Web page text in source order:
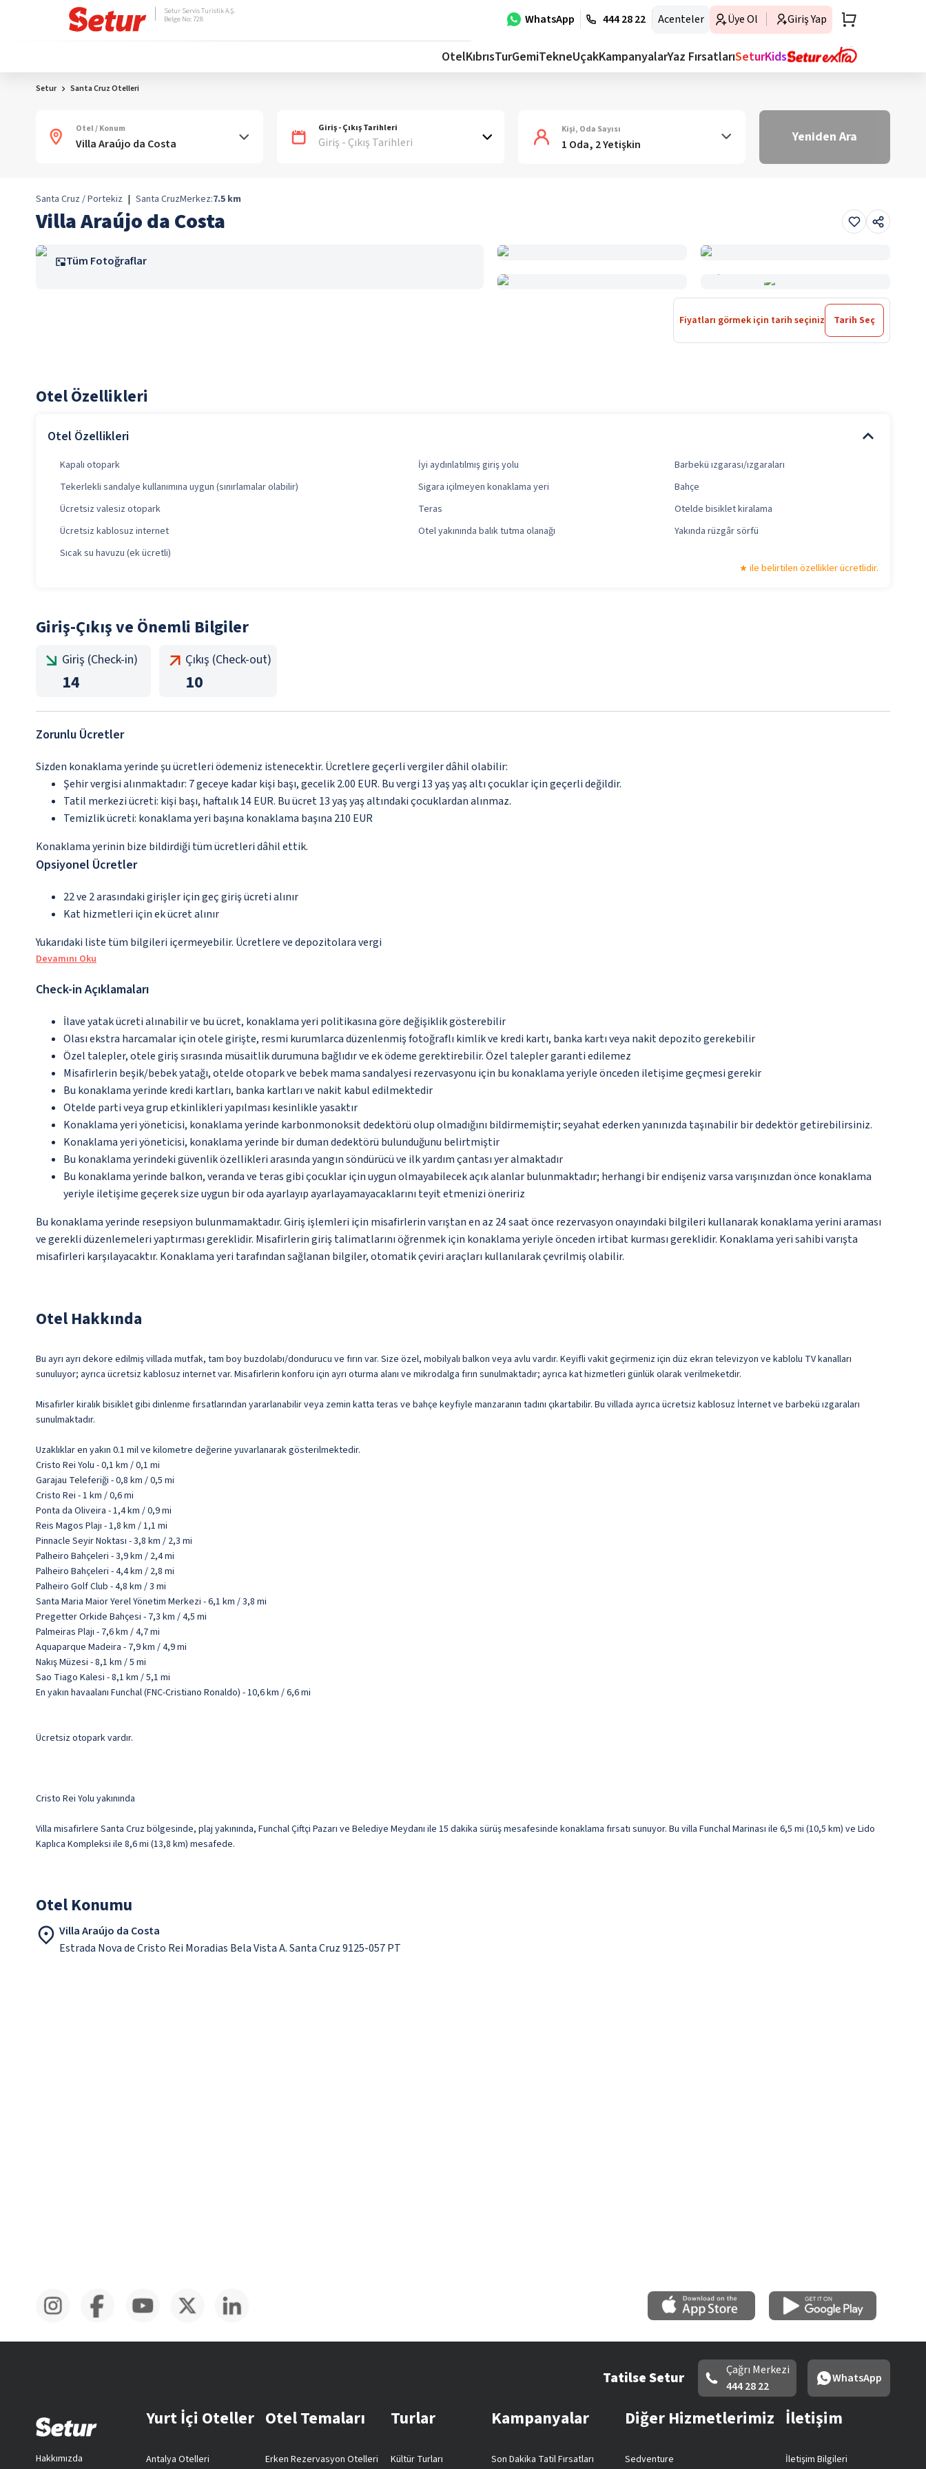
WhatsApp 444 28 22 Acenteler Üye Ol Giriş Yap
Setur Servis Turistik A.Ş.
Belge No: 728
OtelKıbrısTurGemiTekneUçakKampanyalarYaz FırsatlarıSeturKids
Setur Santa Cruz Otelleri
Otel / Konum Giriş - Çıkış Tarihleri
Giriş - Çıkış Tarihleri
Kişi, Oda Sayısı
1 Oda, 2 Yetişkin Yeniden Ara
Santa Cruz / Portekiz | Santa CruzMerkez:7.5 km
Villa Araújo da Costa
Tüm Fotoğraflar
Fiyatları görmek için tarih seçiniz Tarih Seç
Otel Özellikleri
Otel Özellikleri
Kapalı otopark İyi aydınlatılmış giriş yolu
Barbekü ızgarası/ızgaraları
Tekerlekli sandalye kullanımına uygun (sınırlamalar olabilir)
Sigara içilmeyen konaklama yeri
Bahçe
Ücretsiz valesiz otopark
Teras
Otelde bisiklet kiralama
Ücretsiz kablosuz internet
Otel yakınında balık tutma olanağı
Yakında rüzgâr sörfü
Sıcak su havuzu (ek ücretli)
ile belirtilen özellikler ücretlidir.
Giriş-Çıkış ve Önemli Bilgiler
Giriş (Check-in)
14
Çıkış (Check-out)
10
Zorunlu Ücretler
Sizden konaklama yerinde şu ücretleri ödemeniz istenecektir. Ücretlere geçerli vergiler dâhil olabilir:
Şehir vergisi alınmaktadır: 7 geceye kadar kişi başı, gecelik 2.00 EUR. Bu vergi 13 yaş yaş altı çocuklar için geçerli değildir.
Tatil merkezi ücreti: kişi başı, haftalık 14 EUR. Bu ücret 13 yaş yaş altındaki çocuklardan alınmaz.
Temizlik ücreti: konaklama yeri başına konaklama başına 210 EUR
Konaklama yerinin bize bildirdiği tüm ücretleri dâhil ettik.
Opsiyonel Ücretler
22 ve 2 arasındaki girişler için geç giriş ücreti alınır
Kat hizmetleri için ek ücret alınır
Yukarıdaki liste tüm bilgileri içermeyebilir. Ücretlere ve depozitolara vergi
Devamını Oku
Check-in Açıklamaları
İlave yatak ücreti alınabilir ve bu ücret, konaklama yeri politikasına göre değişiklik gösterebilir
Olası ekstra harcamalar için otele girişte, resmi kurumlarca düzenlenmiş fotoğraflı kimlik ve kredi kartı, banka kartı veya nakit depozito gerekebilir
Özel talepler, otele giriş sırasında müsaitlik durumuna bağlıdır ve ek ödeme gerektirebilir. Özel talepler garanti edilemez
Misafirlerin beşik/bebek yatağı, otelde otopark ve bebek mama sandalyesi rezervasyonu için bu konaklama yeriyle önceden iletişime geçmesi gerekir
Bu konaklama yerinde kredi kartları, banka kartları ve nakit kabul edilmektedir
Otelde parti veya grup etkinlikleri yapılması kesinlikle yasaktır
Konaklama yeri yöneticisi, konaklama yerinde karbonmonoksit dedektörü olup olmadığını bildirmemiştir; seyahat ederken yanınızda taşınabilir bir dedektör getirebilirsiniz.
Konaklama yeri yöneticisi, konaklama yerinde bir duman dedektörü bulunduğunu belirtmiştir
Bu konaklama yerindeki güvenlik özellikleri arasında yangın söndürücü ve ilk yardım çantası yer almaktadır
Bu konaklama yerinde balkon, veranda ve teras gibi çocuklar için uygun olmayabilecek açık alanlar bulunmaktadır; herhangi bir endişeniz varsa varışınızdan önce konaklama
yeriyle iletişime geçerek size uygun bir oda ayarlayıp ayarlayamayacaklarını teyit etmenizi öneririz
Bu konaklama yerinde resepsiyon bulunmamaktadır. Giriş işlemleri için misafirlerin varıştan en az 24 saat önce rezervasyon onayındaki bilgileri kullanarak konaklama yerini araması
ve gerekli düzenlemeleri yaptırması gereklidir. Misafirlerin giriş talimatlarını öğrenmek için konaklama yeriyle önceden irtibat kurması gereklidir. Konaklama yeri sahibi varışta
misafirleri karşılayacaktır. Konaklama yeri tarafından sağlanan bilgiler, otomatik çeviri araçları kullanılarak çevrilmiş olabilir.
Otel Hakkında
Bu ayrı ayrı dekore edilmiş villada mutfak, tam boy buzdolabı/dondurucu ve fırın var. Size özel, mobilyalı balkon veya avlu vardır. Keyifli vakit geçirmeniz için düz ekran televizyon ve kablolu TV kanalları
sunuluyor; ayrıca ücretsiz kablosuz internet var. Misafirlerin konforu için ayrı oturma alanı ve mikrodalga fırın sunulmaktadır; ayrıca kat hizmetleri günlük olarak verilmeketdir.
Misafirler kiralık bisiklet gibi dinlenme fırsatlarından yararlanabilir veya zemin katta teras ve bahçe keyfiyle manzaranın tadını çıkartabilir. Bu villada ayrıca ücretsiz kablosuz İnternet ve barbekü ızgaraları
sunulmaktadır.
Uzaklıklar en yakın 0.1 mil ve kilometre değerine yuvarlanarak gösterilmektedir.
Cristo Rei Yolu - 0,1 km / 0,1 mi
Garajau Teleferiği - 0,8 km / 0,5 mi
Cristo Rei - 1 km / 0,6 mi
Ponta da Oliveira - 1,4 km / 0,9 mi
Reis Magos Plajı - 1,8 km / 1,1 mi
Pinnacle Seyir Noktası - 3,8 km / 2,3 mi
Palheiro Bahçeleri - 3,9 km / 2,4 mi
Palheiro Bahçeleri - 4,4 km / 2,8 mi
Palheiro Golf Club - 4,8 km / 3 mi
Santa Maria Maior Yerel Yönetim Merkezi - 6,1 km / 3,8 mi
Pregetter Orkide Bahçesi - 7,3 km / 4,5 mi
Palmeiras Plajı - 7,6 km / 4,7 mi
Aquaparque Madeira - 7,9 km / 4,9 mi
Nakış Müzesi - 8,1 km / 5 mi
Sao Tiago Kalesi - 8,1 km / 5,1 mi
En yakın havaalanı Funchal (FNC-Cristiano Ronaldo) - 10,6 km / 6,6 mi
Ücretsiz otopark vardır.
Cristo Rei Yolu yakınında
Villa misafirlere Santa Cruz bölgesinde, plaj yakınında, Funchal Çiftçi Pazarı ve Belediye Meydanı ile 15 dakika sürüş mesafesinde konaklama fırsatı sunuyor. Bu villa Funchal Marinası ile 6,5 mi (10,5 km) ve Lido
Kaplıca Kompleksi ile 8,6 mi (13,8 km) mesafede.
Otel Konumu
Villa Araújo da Costa
Estrada Nova de Cristo Rei Moradias Bela Vista A. Santa Cruz 9125-057 PT
Tatilse Setur
Çağrı Merkezi
444 28 22
WhatsApp
Hakkımızda
Yurt İçi Oteller
Antalya Otelleri
Otel Temaları
Erken Rezervasyon Otelleri
Turlar
Kültür Turları
Kampanyalar
Son Dakika Tatil Fırsatları
Diğer Hizmetlerimiz
Sedventure
İletişim
İletişim Bilgileri